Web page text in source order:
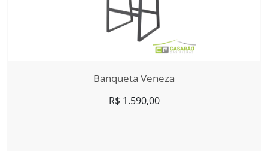
Banqueta Veneza
R$ 1.590,00